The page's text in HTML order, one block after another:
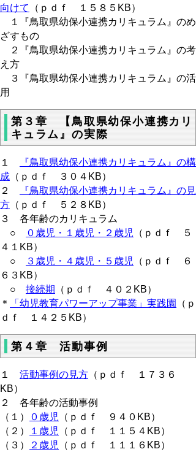
向けて
（ｐｄｆ １５８５KB）
１『鳥取県幼保小連携カリキュラム』のめ
ざすもの
２『鳥取県幼保小連携カリキュラム』の考
え方
３『鳥取県幼保小連携カリキュラム』の活
用
第３章 【鳥取県幼保小連携カリ
キュラム』の実際
１
『鳥取県幼保小連携カリキュラム』の構
成 （ｐｄｆ ３０４KB）
２
『鳥取県幼保小連携カリキュラム』の見
方 （ｐｄｆ ５２８KB）
３ 各年齢のカリキュラム
○
０歳児・１歳児・２歳児
（ｐｄｆ ５
４１KB）
○
３歳児・４歳児・５歳児
（ｐｄｆ ６
６３KB）
○ 接続期
（ｐｄｆ ４０２KB）
＊
「幼児教育パワーアップ事業」実践園
（ｐ
ｄｆ １４２５KB）
第４章 活動事例
１ 活動事例の見方 （ｐｄｆ １７３６
KB）
２ 各年齢の活動事例
（１）
０歳児
（ｐｄｆ ９４０KB）
（２）
１歳児
（ｐｄｆ １１５４KB）
（３）
２歳児
（ｐｄｆ １１１６KB）